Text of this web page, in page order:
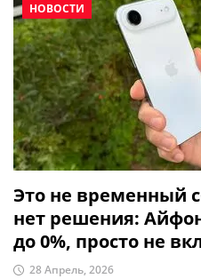
НОВОСТИ
Это не временный
нет решения:
до 0%, просто не
выход?
28 Апрель, 2026